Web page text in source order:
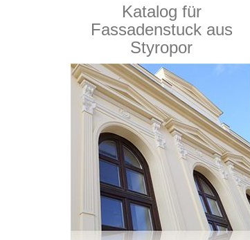
Katalog für
Fassadenstuck aus
Styropor